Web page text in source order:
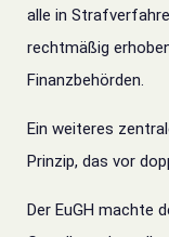
alle in
rechtmäßig
Finanzbehörden.
Ein weiteres
Prinzip, das vor
Der EuGH machte